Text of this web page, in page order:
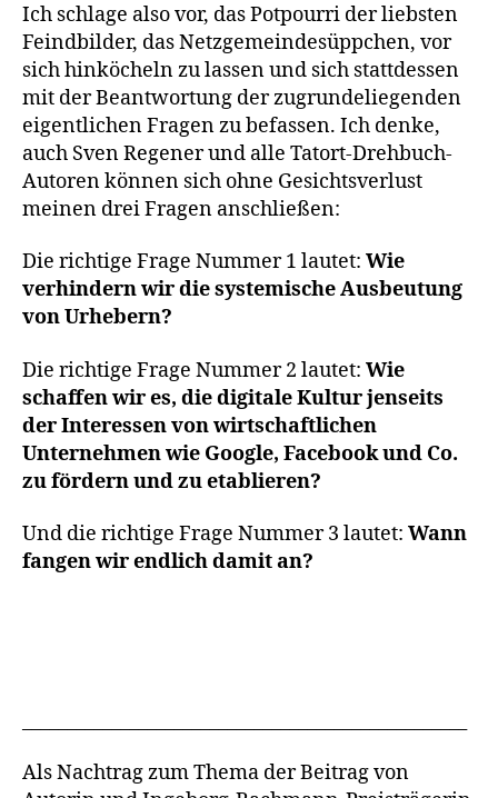
Ich schlage also vor, das Potpourri der liebsten
Feindbilder, das Netzgemeindesüppchen, vor
sich hinköcheln zu lassen und sich stattdessen
mit der Beantwortung der zugrundeliegenden
eigentlichen Fragen zu befassen. Ich denke,
auch Sven Regener und alle Tatort-Drehbuch-
Autoren können sich ohne Gesichtsverlust
meinen drei Fragen anschließen:
Die richtige Frage Nummer 1 lautet: Wie
verhindern wir die systemische Ausbeutung
von Urhebern?
Die richtige Frage Nummer 2 lautet: Wie
schaffen wir es, die digitale Kultur jenseits
der Interessen von wirtschaftlichen
Unternehmen wie Google, Facebook und Co.
zu fördern und zu etablieren?
Und die richtige Frage Nummer 3 lautet: Wann
fangen wir endlich damit an?
Als Nachtrag zum Thema der Beitrag von